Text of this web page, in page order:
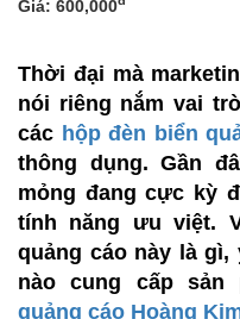
Giá: 600,000
Thời đại mà
nói riêng nắm vai
các hộp đèn biển
thông dụng. Gần
mỏng đang cực kỳ
tính năng ưu việt.
quảng cáo này là gì,
nào cung cấp sản
quảng cáo Hoàng